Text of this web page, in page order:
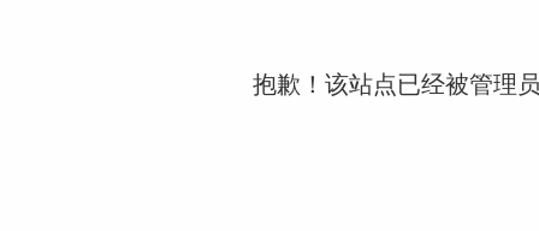
抱歉！该站点已经被管理